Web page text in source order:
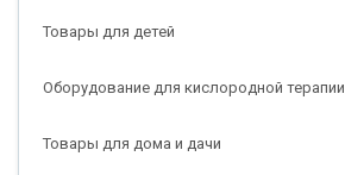
Товары для детей
Оборудование для кислородной терапии
Товары для дома и дачи